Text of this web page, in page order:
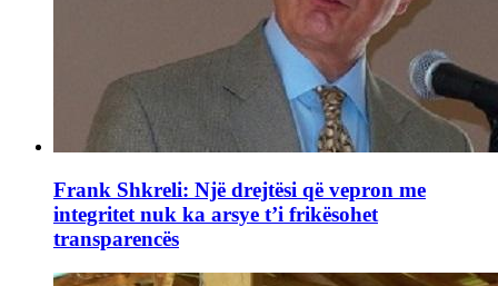
Frank Shkreli: Një drejtësi që vepron me
integritet nuk ka arsye t’i frikësohet
transparencës